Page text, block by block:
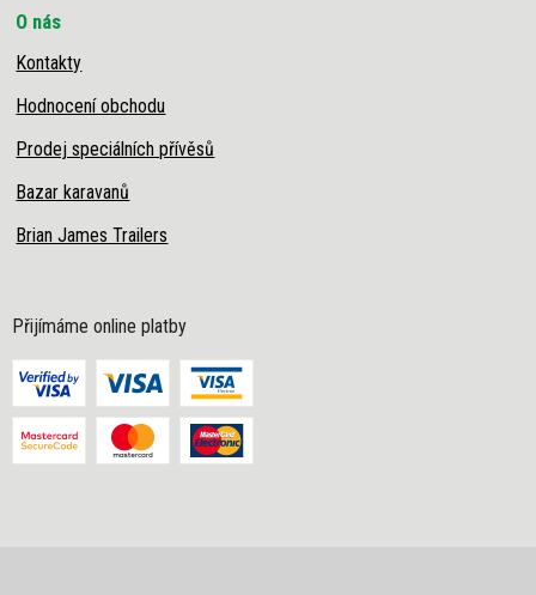
O nás
Kontakty
Hodnocení obchodu
Prodej speciálních přívěsů
Bazar karavanů
Brian James Trailers
Přijímáme online platby